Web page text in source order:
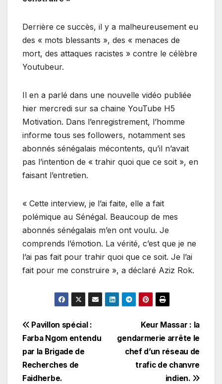
Derrière ce succès, il y a malheureusement eu
des « mots blessants », des « menaces de
mort, des attaques racistes » contre le célèbre
Youtubeur.
Il en a parlé dans une nouvelle vidéo publiée
hier mercredi sur sa chaine YouTube H5
Motivation. Dans l’enregistrement, l’homme
informe tous ses followers, notamment ses
abonnés sénégalais mécontents, qu’il n’avait
pas l’intention de « trahir quoi que ce soit », en
faisant l’entretien.
« Cette interview, je l’ai faite, elle a fait
polémique au Sénégal. Beaucoup de mes
abonnés sénégalais m’en ont voulu. Je
comprends l’émotion. La vérité, c’est que je ne
l’ai pas fait pour trahir quoi que ce soit. Je l’ai
fait pour me construire », a déclaré Aziz Rok.
Navigation
de
l’article
Keur Massar : la
gendarmerie arrête le
chef d’un réseau de
trafic de chanvre
indien.
Pavillon spécial :
Farba Ngom entendu
par la Brigade de
Recherches de
Faidherbe.